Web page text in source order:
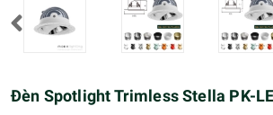
Đèn Spotlight Trimless Stella PK-